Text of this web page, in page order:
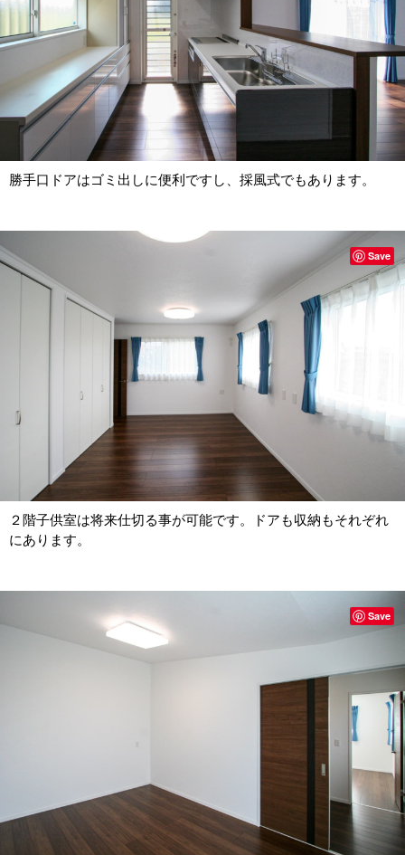
勝手口ドアはゴミ出しに便利ですし、採風式でもあります。
２階子供室は将来仕切る事が可能です。ドアも収納もそれぞれ
にあります。
Save
Save